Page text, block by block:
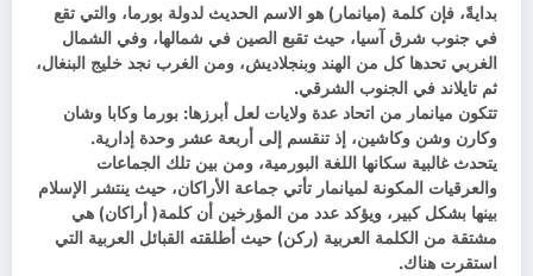
بدايةً، فإن كلمة (ميانمار) هو الاسم الحديث لدولة بورما، والتي تقع
في جنوب شرق آسيا، حيث تقبع الصين في شمالها، وفي الشمال
الغربي تحدها كل من الهند وبنجلاديش، ومن الغرب نجد خليج البنغال،
ثم تايلاند في الجنوب الشرقي.
تتكون ميانمار من اتحاد عدة ولايات لعل أبرزها: بورما وكابا وشان
وكارن وشن وكاشين، إذ تنقسم إلى أربعة عشر وحدة إدارية.
يتحدث غالبية سكانها اللغة البورمية، ومن بين تلك الجماعات
والعرقيات المكونة لميانمار تأتي جماعة الأراكان، حيث ينتشر الإسلام
بينها بشكل كبير، ويؤكد عدد من المؤرخين أن كلمة( أراكان) هي
مشتقة من الكلمة العربية (ركن) حيث أطلقته القبائل العربية التي
استقرت هناك.